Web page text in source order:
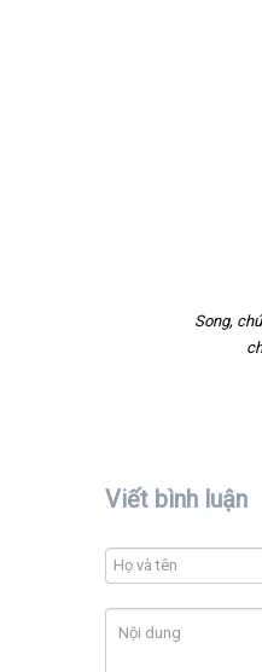
Song,
Viết bình luận